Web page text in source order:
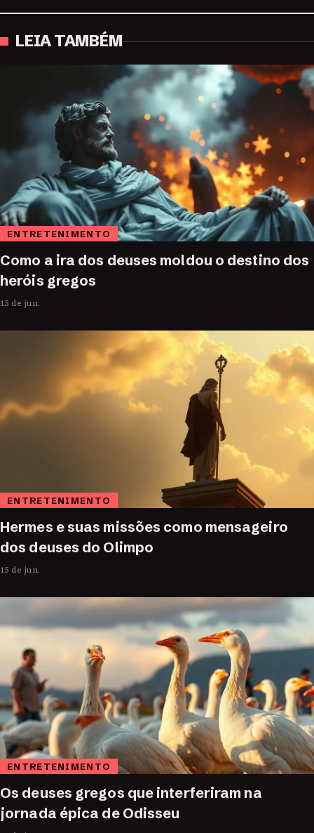
LEIA TAMBÉM
ENTRETENIMENTO
Como a ira dos deuses moldou o destino dos
heróis gregos
15 de jun.
ENTRETENIMENTO
Hermes e suas missões como mensageiro
dos deuses do Olimpo
15 de jun.
ENTRETENIMENTO
Os deuses gregos que interferiram na
jornada épica de Odisseu